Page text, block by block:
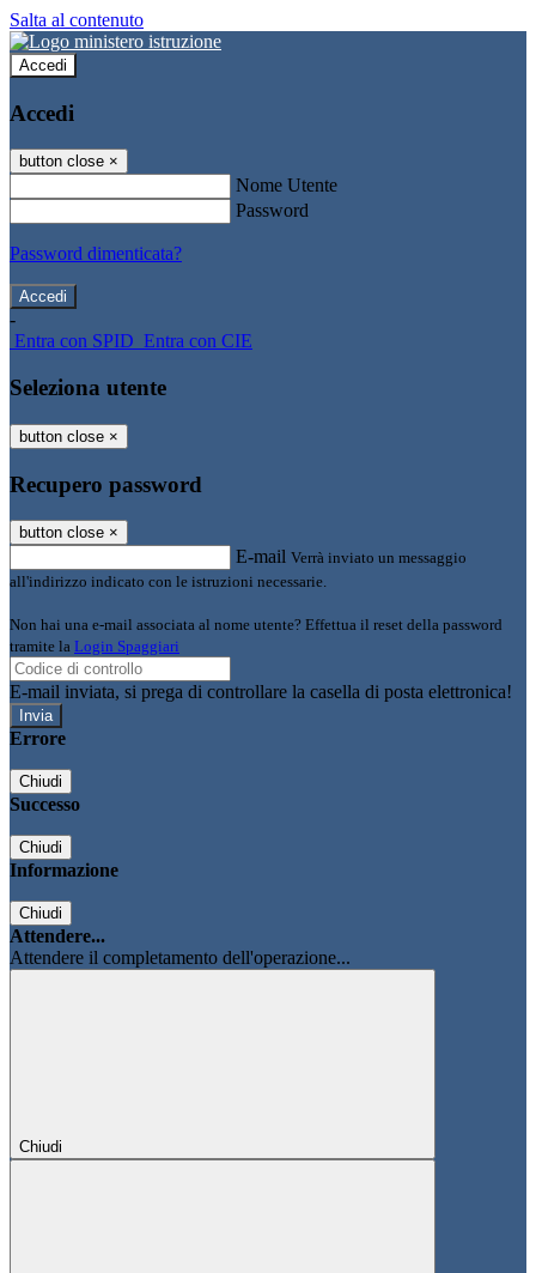
Salta al contenuto
Accedi
Accedi
button close ×
Nome Utente
Password
Password dimenticata?
-
Entra con SPID Entra con CIE
Seleziona utente
button close ×
Recupero password
button close ×
E-mail Verrà inviato un messaggio
all'indirizzo indicato con le istruzioni necessarie.
Non hai una e-mail associata al nome utente? Effettua il reset della password
tramite la Login Spaggiari
E-mail inviata, si prega di controllare la casella di posta elettronica!
Errore
Chiudi
Successo
Chiudi
Informazione
Chiudi
Attendere...
Attendere il completamento dell'operazione...
Chiudi